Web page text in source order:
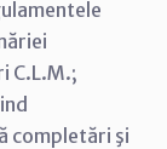
C.L.M.;
completări şi